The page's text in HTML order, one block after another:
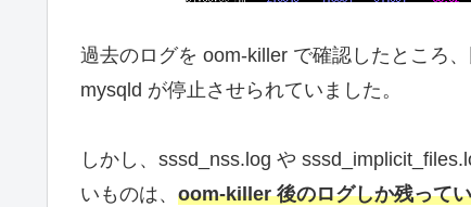
過去のログを oom-killer で確認したところ
mysqld が停止させられていました。
しかし、sssd_nss.log や
いものは、 oom-killer 後のログしか残って